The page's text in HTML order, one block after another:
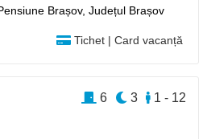
Brașov,Județul Brașov
Tichet | Card vacanță
1 - 12
3
6